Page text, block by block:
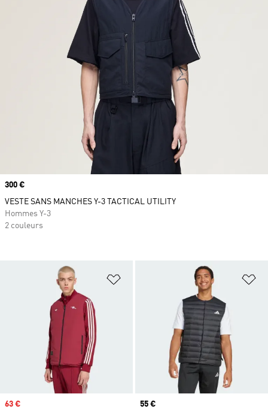
Ajouter à la Liste de produits
Prix soldé
63 € Prix actuel
55 €
Prix
300 €
VESTE SANS MANCHES Y-3 TACTICAL UTILITY
Hommes Y-3
2 couleurs